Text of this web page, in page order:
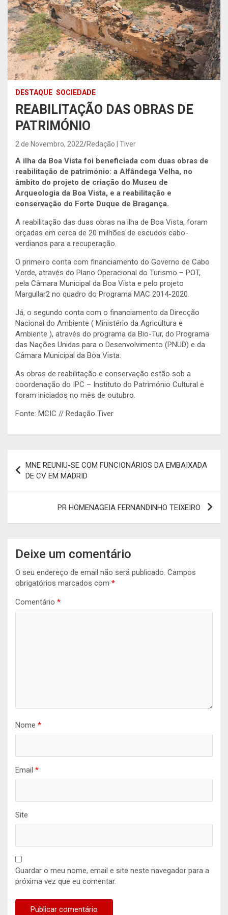
DESTAQUE SOCIEDADE
REABILITAÇÃO DAS OBRAS DE
PATRIMÓNIO
2 de Novembro, 2022 Redação | Tiver
A ilha da Boa Vista foi beneficiada com duas obras de
reabilitação de património: a Alfândega Velha, no
âmbito do projeto de criação do Museu de
Arqueologia da Boa Vista, e a reabilitação e
conservação do Forte Duque de Bragança.
A reabilitação das duas obras na ilha de Boa Vista, foram
orçadas em cerca de 20 milhões de escudos cabo-
verdianos para a recuperação.
O primeiro conta com financiamento do Governo de Cabo
Verde, através do Plano Operacional do Turismo – POT,
pela Câmara Municipal da Boa Vista e pelo projeto
Margullar2 no quadro do Programa MAC 2014-2020.
Já, o segundo conta com o financiamento da Direcção
Nacional do Ambiente ( Ministério da Agricultura e
Ambiente ), através do programa da Bio-Tur, do Programa
das Nações Unidas para o Desenvolvimento (PNUD) e da
Câmara Municipal da Boa Vista.
As obras de reabilitação e conservação estão sob a
coordenação do IPC – Instituto do Património Cultural e
foram iniciados no mês de outubro.
Fonte: MCIC // Redação Tiver
de
artigos
MNE REUNIU-SE COM FUNCIONÁRIOS DA EMBAIXADA
DE CV EM MADRID
PR HOMENAGEIA FERNANDINHO TEIXEIRO
Deixe um comentário
O seu endereço de email não será publicado. Campos
obrigatórios marcados com *
Comentário *
Nome *
Email *
Site
Guardar o meu nome, email e site neste navegador para a
próxima vez que eu comentar.